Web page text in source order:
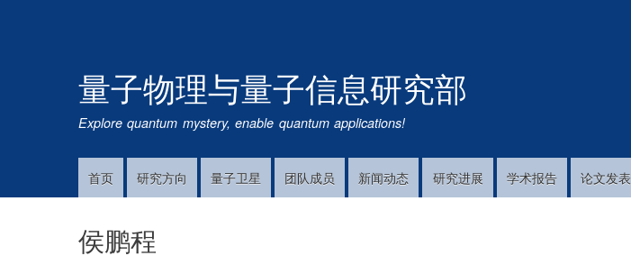
量子物理与量子信息研究部
Explore quantum mystery, enable quantum applications!
Main首页 研究方向 量子卫星 团队成员 新闻动态 研究进展 学术报告 论文发表
侯鹏程